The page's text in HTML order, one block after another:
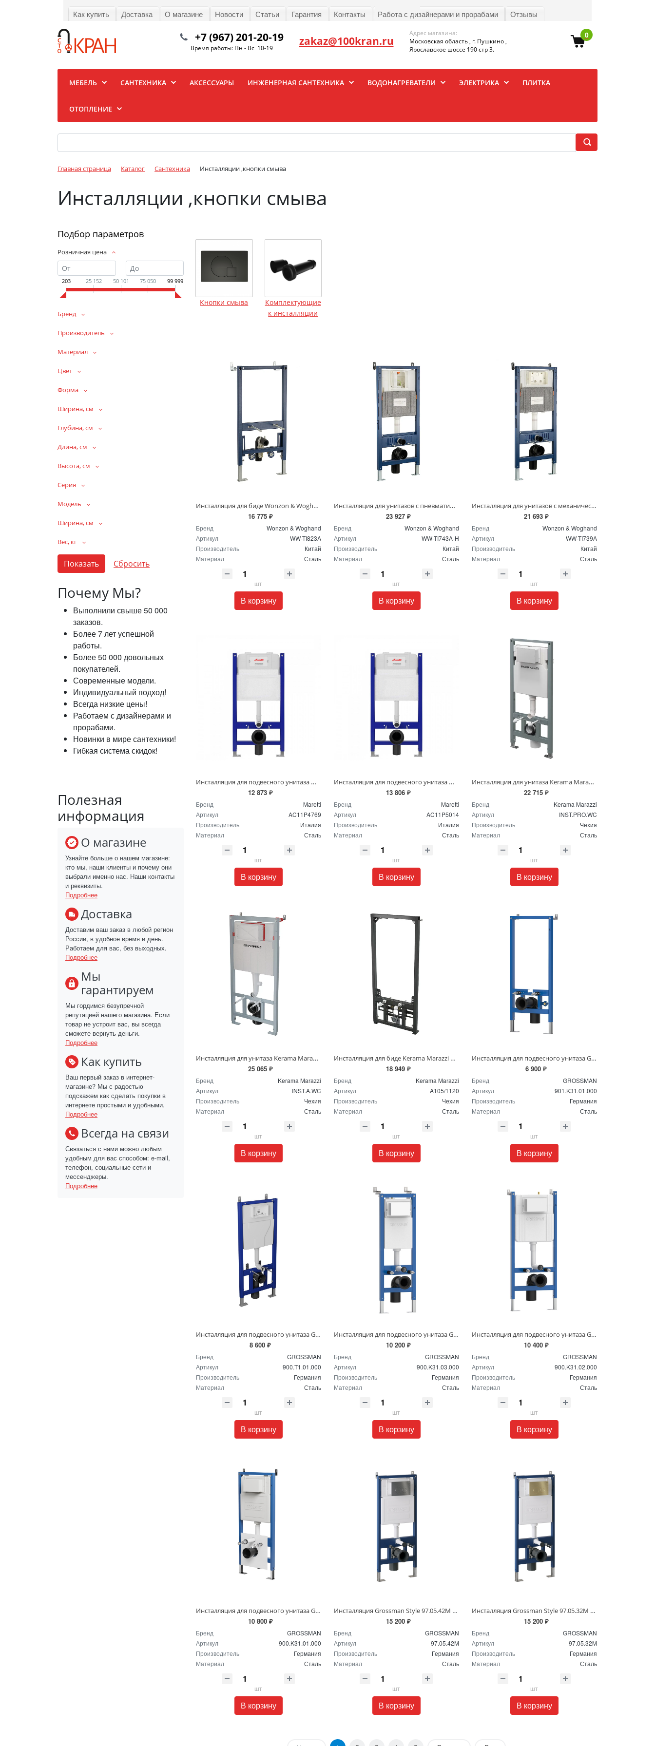
Как купить Доставка О магазине Новости Статьи Гарантия Контакты Работа с дизайнерами и прорабами Отзывы
0
+7 (967) 201-20-19
Время работы: Пн - Вс 10-19 zakaz@100kran.ru
Адрес магазина:
Московская область , г. Пушкино ,
Ярославское шоссе 190 стр 3.
МЕБЕЛЬ САНТЕХНИКА АКСЕССУАРЫ ИНЖЕНЕРНАЯ САНТЕХНИКА ВОДОНАГРЕВАТЕЛИ ЭЛЕКТРИКА ПЛИТКА
ОТОПЛЕНИЕ
Главная страница Каталог Сантехника Инсталляции ,кнопки смыва
Инсталляции ,кнопки смыва
Подбор параметров
Розничная цена
203 25 152 50 101 75 050 99 999
Бренд
Производитель
Материал
Цвет
Форма
Ширина, см
Глубина, см
Длина, см
Высота, см
Серия
Модель
Ширина, см
Вес, кг
Почему Мы?
Выполнили свыше 50 000
заказов.
Более 7 лет успешной
работы.
Более 50 000 довольных
покупателей.
Современные модели.
Индивидуальный подход!
Всегда низкие цены!
Работаем с дизайнерами и
прорабами.
Новинки в мире сантехники!
Гибкая система скидок!
Полезная
информация
О магазине
Узнайте больше о нашем магазине:
кто мы, наши клиенты и почему они
выбрали именно нас. Наши контакты
и реквизиты.
Подробнее
Доставка
Доставим ваш заказ в любой регион
России, в удобное время и день.
Работаем для вас, без выходных.
Подробнее
Мы
гарантируем
Мы гордимся безупречной
репутацией нашего магазина. Если
товар не устроит вас, вы всегда
сможете вернуть деньги.
Подробнее
Как купить
Ваш первый заказ в интернет-
магазине? Мы с радостью
подскажем как сделать покупки в
интернете простыми и удобными.
Подробнее
Всегда на связи
Связаться с нами можно любым
удобным для вас способом: e-mail,
телефон, социальные сети и
мессенджеры.
Подробнее
Кнопки смыва
Комплектующие
к инсталляции
Инсталляция для биде Wonzon & Woghand WW-TI823A
16 775 ₽
Бренд
Wonzon & Woghand
Артикул
WW-TI823A
Производитель
Китай
Материал
Сталь
шт
В корзину
Инсталляция для унитазов с пневматической системой смыва Wonzon & Woghand WW-TI743A-H
23 927 ₽
Бренд
Wonzon & Woghand
Артикул
WW-TI743A-H
Производитель
Китай
Материал
Сталь
шт
В корзину
Инсталляция для унитазов с механической системой смыва Wonzon & Woghand WW-TI739A
21 693 ₽
Бренд
Wonzon & Woghand
Артикул
WW-TI739A
Производитель
Китай
Материал
Сталь
шт
В корзину
Инсталляция для подвесного унитаза Maretti AC11P4769 без клавиши
12 873 ₽
Бренд
Maretti
Артикул
AC11P4769
Производитель
Италия
Материал
Сталь
шт
В корзину
Инсталляция для подвесного унитаза Maretti AC11P5014 без клавиши
13 806 ₽
Бренд
Maretti
Артикул
AC11P5014
Производитель
Италия
Материал
Сталь
шт
В корзину
Инсталляция для унитаза Kerama Marazzi INST.PRO.WC
22 715 ₽
Бренд
Kerama Marazzi
Артикул
INST.PRO.WC
Производитель
Чехия
Материал
Сталь
шт
В корзину
Инсталляция для унитаза Kerama Marazzi INST.A.WC
25 065 ₽
Бренд
Kerama Marazzi
Артикул
INST.A.WC
Производитель
Чехия
Материал
Сталь
шт
В корзину
Инсталляция для биде Kerama Marazzi A105/1120
18 949 ₽
Бренд
Kerama Marazzi
Артикул
A105/1120
Производитель
Чехия
Материал
Сталь
шт
В корзину
Инсталляция для подвесного унитаза Grossman с импульсным смывом GR-901.K31.01.000
6 900 ₽
Бренд
GROSSMAN
Артикул
901.K31.01.000
Производитель
Германия
Материал
Сталь
шт
В корзину
Инсталляция для подвесного унитаза Grossman 900.T1.01.000
8 600 ₽
Бренд
GROSSMAN
Артикул
900.T1.01.000
Производитель
Германия
Материал
Сталь
шт
В корзину
Инсталляция для подвесного унитаза Grossman 900.K31.03.000
10 200 ₽
Бренд
GROSSMAN
Артикул
900.K31.03.000
Производитель
Германия
Материал
Сталь
шт
В корзину
Инсталляция для подвесного унитаза Grossman 900.K31.02.000
10 400 ₽
Бренд
GROSSMAN
Артикул
900.K31.02.000
Производитель
Германия
Материал
Сталь
шт
В корзину
Инсталляция для подвесного унитаза Grossman 900.K31.01.000
10 800 ₽
Бренд
GROSSMAN
Артикул
900.K31.01.000
Производитель
Германия
Материал
Сталь
шт
В корзину
Инсталляция Grossman Style 97.05.42M с клавишей смыва 700.K31.05.42M.42M графит сатин
15 200 ₽
Бренд
GROSSMAN
Артикул
97.05.42M
Производитель
Германия
Материал
Сталь
шт
В корзину
Инсталляция Grossman Style 97.05.32M с клавишей смыва 700.K31.05.32M.32M золото сатин
15 200 ₽
Бренд
GROSSMAN
Артикул
97.05.32M
Производитель
Германия
Материал
Сталь
шт
В корзину